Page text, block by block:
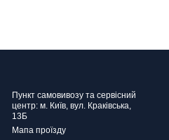
Пункт самовивозу та сервісний
центр: м. Київ, вул. Краківська,
13Б
Мапа проїзду